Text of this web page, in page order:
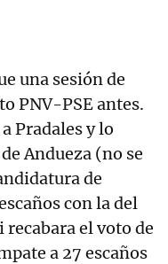
una sesión de
PNV-PSE antes.
Pradales y lo
Andueza (no se
de
con la del
el voto de
a 27 escaños